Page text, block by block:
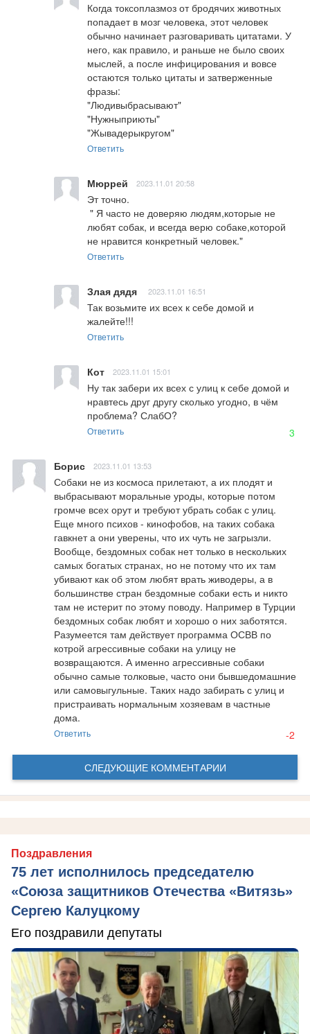
Когда токсоплазмоз от бродячих животных
попадает в мозг человека, этот человек
обычно начинает разговаривать цитатами. У
него, как правило, и раньше не было своих
мыслей, а после инфицирования и вовсе
остаются только цитаты и затверженные
фразы:
"Людивыбрасывают"
"Нужныприюты"
"Жывадерыкругом"
Ответить
Мюррей 2023.11.01 20:58
Эт точно.
любят собак, и всегда верю собаке,которой
не нравится конкретный человек."
Ответить
Злая дядя 2023.11.01 16:51
Так возьмите их всех к себе домой и
жалейте!!!
Ответить
Кот 2023.11.01 15:01
Ну так забери их всех с улиц к себе домой и
нравтесь друг другу сколько угодно, в чём
проблема? СлабО?
Ответить 3
Борис 2023.11.01 13:53
Собаки не из космоса прилетают, а их плодят и
выбрасывают моральные уроды, которые потом
громче всех орут и требуют убрать собак с улиц.
Еще много психов - кинофобов, на таких собака
гавкнет а они уверены, что их чуть не загрызли.
Вообще, бездомных собак нет только в нескольких
самых богатых странах, но не потому что их там
убивают как об этом любят врать живодеры, а в
большинстве стран бездомные собаки есть и никто
там не истерит по этому поводу. Например в Турции
бездомных собак любят и хорошо о них заботятся.
Разумеется там действует программа ОСВВ по
котрой агрессивные собаки на улицу не
возвращаются. А именно агрессивные собаки
обычно самые толковые, часто они бывшедомашние
или самовыгульные. Таких надо забирать с улиц и
пристраивать нормальным хозяевам в частные
дома.
Ответить -2
СЛЕДУЮЩИЕ КОММЕНТАРИИ
Поздравления
75 лет исполнилось председателю
«Союза защитников Отечества «Витязь»
Сергею Калуцкому
Его поздравили депутаты